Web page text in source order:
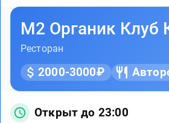
М2 Органик Клуб
Ресторан
2000-3000₽
Открыт до 23:00